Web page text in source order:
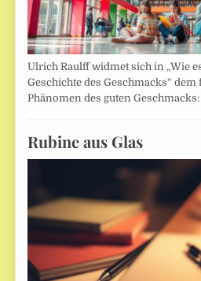
Ulrich Raulff widmet sich in „Wie
Geschichte des Geschmacks“
Phänomen des guten
Rubine aus Glas